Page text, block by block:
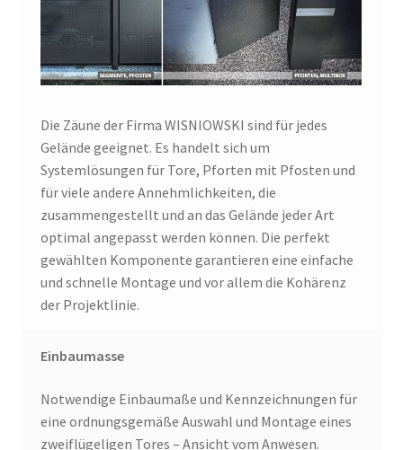
Die Zäune der Firma WISNIOWSKI sind für jedes
Gelände geeignet. Es handelt sich um
Systemlösungen für Tore, Pforten mit Pfosten und
für viele andere Annehmlichkeiten, die
zusammengestellt und an das Gelände jeder Art
optimal angepasst werden können. Die perfekt
gewählten Komponente garantieren eine einfache
und schnelle Montage und vor allem die Kohärenz
der Projektlinie.
Einbaumasse
Notwendige Einbaumaße und Kennzeichnungen für
eine ordnungsgemäße Auswahl und Montage eines
zweiflügeligen Tores – Ansicht vom Anwesen.